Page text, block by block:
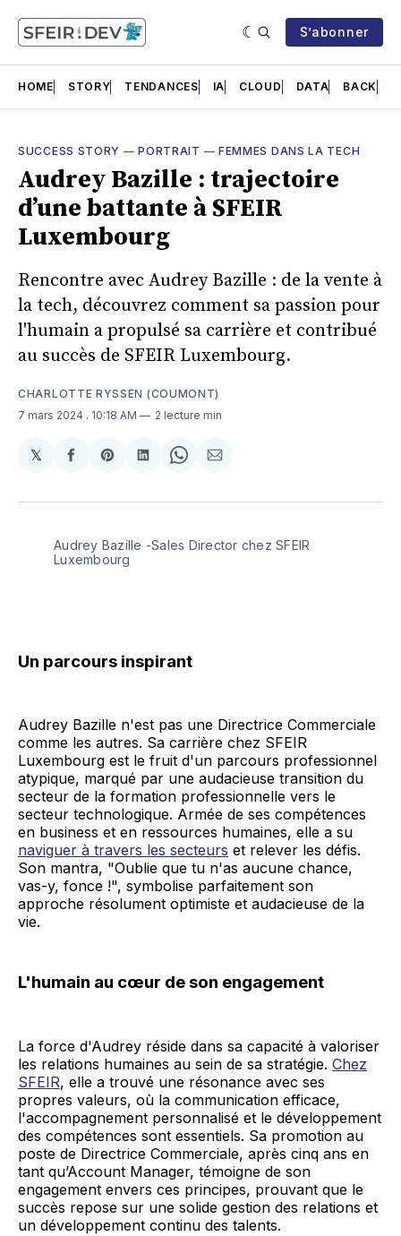
S’abonner
HOME STORY TENDANCES IA CLOUD DATA BACK
SUCCESS STORY —PORTRAIT — FEMMES DANS LA TECH
Audrey Bazille : trajectoire
d’une battante à SFEIR
Luxembourg
Rencontre avec Audrey Bazille : de la vente à
la tech, découvrez comment sa passion pour
l'humain a propulsé sa carrière et contribué
au succès de SFEIR Luxembourg.
CHARLOTTE RYSSEN (COUMONT)
7 mars 2024 . 10:18 AM 2 lecture min
𝕏Share
X
Partager
Facebook
Share
Pinterest
Partager
LinkedIn
Share
WhatsApp
Partager
Courriel
Audrey Bazille -Sales Director chez SFEIR
Luxembourg
Un parcours inspirant
Audrey Bazille n'est pas une Directrice Commerciale
comme les autres. Sa carrière chez SFEIR
Luxembourg est le fruit d'un parcours professionnel
atypique, marqué par une audacieuse transition du
secteur de la formation professionnelle vers le
secteur technologique. Armée de ses compétences
en business et en ressources humaines, elle a su
naviguer à travers les secteurs et relever les défis.
Son mantra, "Oublie que tu n'as aucune chance,
vas-y, fonce !", symbolise parfaitement son
approche résolument optimiste et audacieuse de la
vie.
L'humain au cœur de son engagement
La force d'Audrey réside dans sa capacité à valoriser
les relations humaines au sein de sa stratégie. Chez
SFEIR, elle a trouvé une résonance avec ses
propres valeurs, où la communication efficace,
l'accompagnement personnalisé et le développement
des compétences sont essentiels. Sa promotion au
poste de Directrice Commerciale, après cinq ans en
tant qu’Account Manager, témoigne de son
engagement envers ces principes, prouvant que le
succès repose sur une solide gestion des relations et
un développement continu des talents.